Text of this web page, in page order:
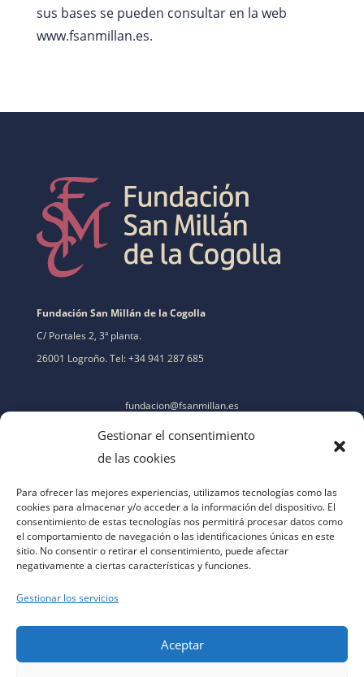
Gestionar el consentimiento
de las cookies
Para ofrecer las mejores experiencias, utilizamos tecnologías como las
cookies para almacenar y/o acceder a la información del dispositivo. El
consentimiento de estas tecnologías nos permitirá procesar datos como
el comportamiento de navegación o las identificaciones únicas en este
sitio. No consentir o retirar el consentimiento, puede afectar
negativamente a ciertas características y funciones.
Gestionar los servicios
Aceptar
sus bases se pueden consultar en la web
www.fsanmillan.es.
Fundación San Millán de la Cogolla
C/ Portales 2, 3ª planta.
26001 Logroño. Tel: +34 941 287 685
fundacion@fsanmillan.es